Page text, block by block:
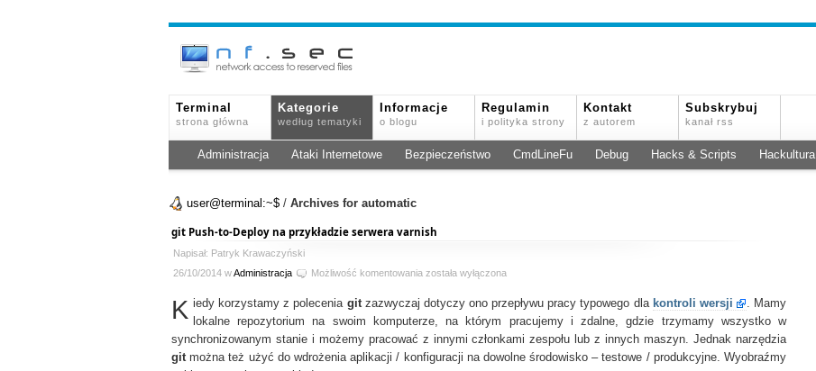
Terminal
strona główna
Kategorie
według tematyki
Informacje
o blogu
Regulamin
i polityka strony
Kontakt
z autorem
Subskrybuj
kanał rss
Administracja Ataki Internetowe Bezpieczeństwo CmdLineFu Debug Hacks & Scripts Hackultura
user@terminal:~$ / Archives for automatic
git Push-to-Deploy na przykładzie serwera varnish
Napisał: Patryk Krawaczyński
26/10/2014 wAdministracja Możliwość komentowania git
to-
Deploy
na
przykładzie
serwera
została wyłączona
K iedy korzystamy z polecenia gitzazwyczaj dotyczy ono przepływu pracy typowego dla kontroli wersji
. Mamy
lokalne repozytorium na swoim komputerze, na którym pracujemy i zdalne, gdzie trzymamy wszystko w
synchronizowanym stanie i możemy pracować z innymi członkami zespołu lub z innych maszyn. Jednak narzędzia
gitmożna też użyć do wdrożenia aplikacji / konfiguracji na dowolne środowisko – testowe / produkcyjne. Wyobraźmy